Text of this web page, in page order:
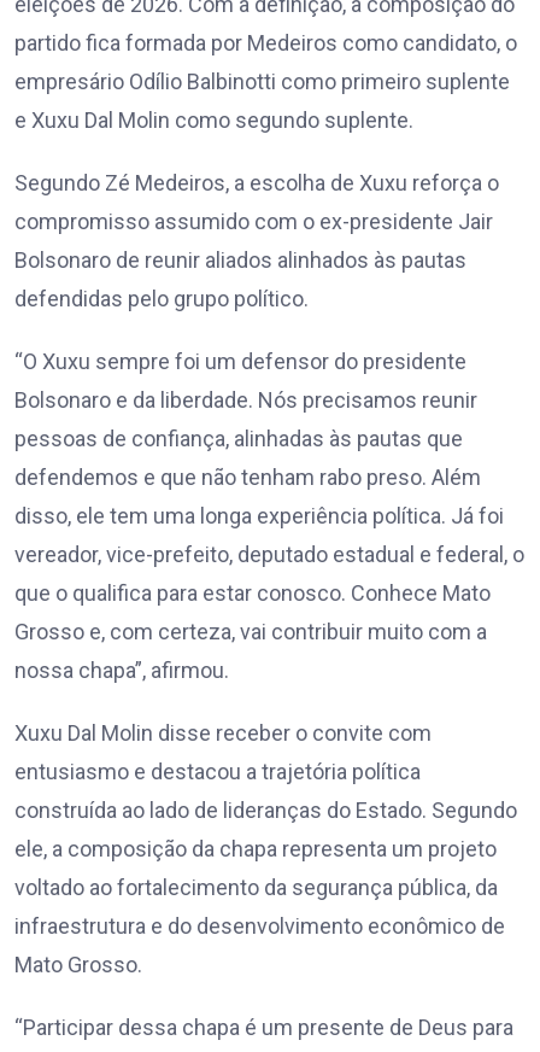
partido fica formada por Medeiros como candidato, o
empresário Odílio Balbinotti como primeiro suplente
e Xuxu Dal Molin como segundo suplente.
Segundo Zé Medeiros, a escolha de Xuxu reforça o
compromisso assumido com o ex-presidente Jair
Bolsonaro de reunir aliados alinhados às pautas
defendidas pelo grupo político.
“O Xuxu sempre foi um defensor do presidente
Bolsonaro e da liberdade. Nós precisamos reunir
pessoas de confiança, alinhadas às pautas que
defendemos e que não tenham rabo preso. Além
disso, ele tem uma longa experiência política. Já foi
vereador, vice-prefeito, deputado estadual e federal, o
que o qualifica para estar conosco. Conhece Mato
Grosso e, com certeza, vai contribuir muito com a
nossa chapa”, afirmou.
Xuxu Dal Molin disse receber o convite com
entusiasmo e destacou a trajetória política
construída ao lado de lideranças do Estado. Segundo
ele, a composição da chapa representa um projeto
voltado ao fortalecimento da segurança pública, da
infraestrutura e do desenvolvimento econômico de
Mato Grosso.
“Participar dessa chapa é um presente de Deus para